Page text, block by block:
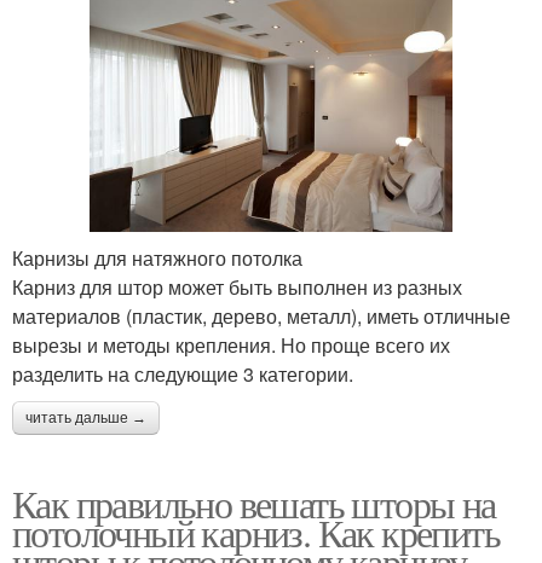
Карнизы для натяжного потолка
Карниз для штор может быть выполнен из разных
материалов (пластик, дерево, металл), иметь отличные
вырезы и методы крепления. Но проще всего их
разделить на следующие 3 категории.
читать дальше →
Как правильно вешать шторы на
потолочный карниз. Как крепить